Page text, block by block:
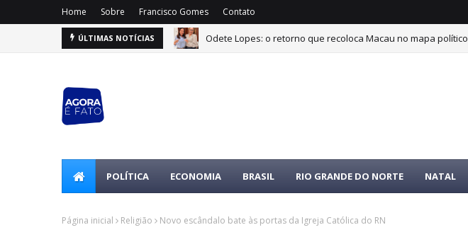
Home Sobre Francisco Gomes Contato
ÚLTIMAS NOTÍCIAS Odete Lopes: o retorno que recoloca Macau no mapa político
POLÍTICA ECONOMIA BRASIL RIO GRANDE DO NORTE NATAL
Página inicial Religião Novo escândalo bate às portas da Igreja Católica do RN